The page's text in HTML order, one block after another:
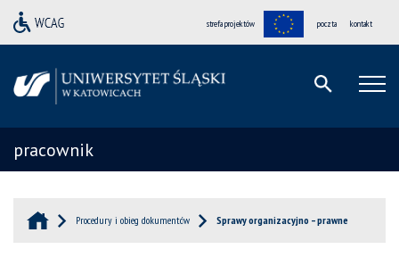
strefa projektów poczta kontakt
pracownik
Procedury i obieg dokumentów Sprawy organizacyjno – prawne